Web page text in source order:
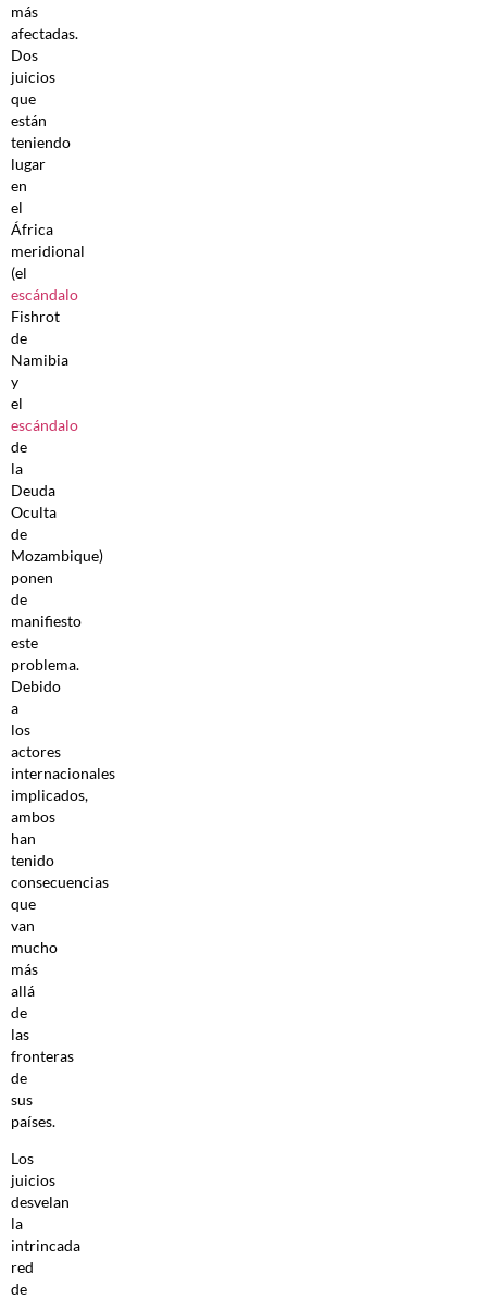
más
afectadas.
Dos
juicios
que
están
teniendo
lugar
en
el
África
meridional
(el
escándalo
Fishrot
de
Namibia
y
el
escándalo
de
la
Deuda
Oculta
de
Mozambique)
ponen
de
manifiesto
este
problema.
Debido
a
los
actores
internacionales
implicados,
ambos
han
tenido
consecuencias
que
van
mucho
más
allá
de
las
fronteras
de
sus
países.
Los
juicios
desvelan
la
intrincada
red
de